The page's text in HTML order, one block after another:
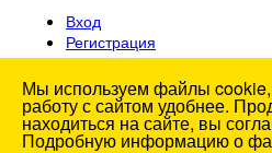
Вход
Регистрация
Мы используем файлы cookie,
работу с сайтом удобнее.
находиться на сайте, вы
Подробную информацию о